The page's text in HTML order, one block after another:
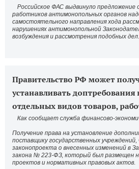
Российское ФАС выдвинуло
работников антимонопольных органов
самостоятельного направления хода
нарушениях антимонопольной
возбуждения и рассмотрения подобных дел.
Правительство РФ может
устанавливать
отдельных видов товаров,
Как сообщает служба финансово-
Получение права на установление
поставщику государственных
законопроекта о внесенных изменений в
закона № 223-ФЗ, который был размещен
проектов и нормативных правовых актов.